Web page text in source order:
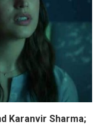
Karanvir Sharma;